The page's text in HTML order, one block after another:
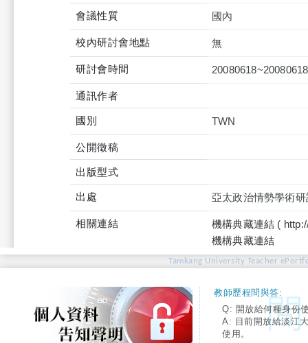
會議性質 國內
校內研討會地點 無
研討會時間 20080618~20080618
通訊作者
國別 TWN
公開徵稿
出版型式
出處 亞太政治情勢學術
相關連結
機構典藏連結 (
機構典藏連結
Tamkang University Teacher
教師歷程問與答:
Q: 開放給何種身份
A: 目前開放給淡江
使用。